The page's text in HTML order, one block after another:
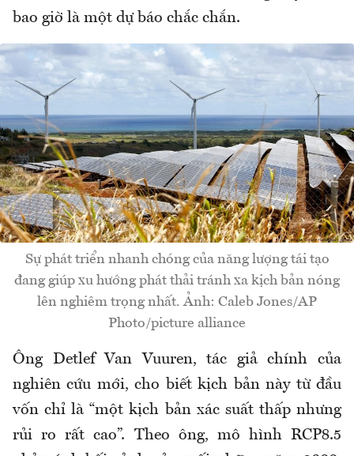
bao giờ là một dự báo chắc chắn.
Sự phát triển nhanh chóng của năng lượng tái tạo
đang giúp xu hướng phát thải tránh xa kịch bản nóng
lên nghiêm trọng nhất. Ảnh: Caleb Jones/AP
Photo/picture alliance
Ông Detlef Van Vuuren, tác giả chính của
nghiên cứu mới, cho biết kịch bản này từ đầu
vốn chỉ là “một kịch bản xác suất thấp nhưng
rủi ro rất cao”. Theo ông, mô hình RCP8.5